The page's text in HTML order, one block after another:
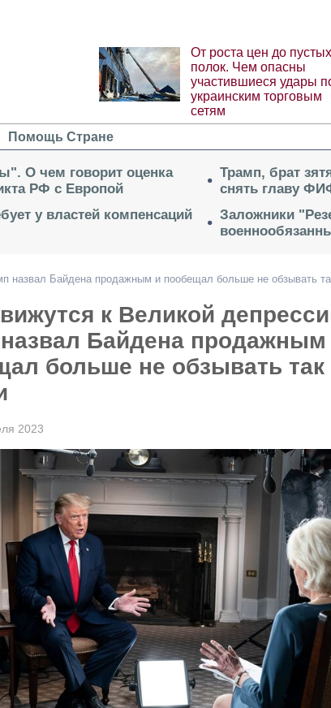
От роста цен до пустых
полок. Чем опасны
участившиеся удары
украинским торговым
сетям
Помощь Стране
О чем говорит оценка
РФ с Европой
у властей компенсаций
Трамп, брат
снять главу
Заложники
назвал Байдена продажным и пообещал больше не обзывать
к Великой
Байдена продажным
больше не обзывать так
2023